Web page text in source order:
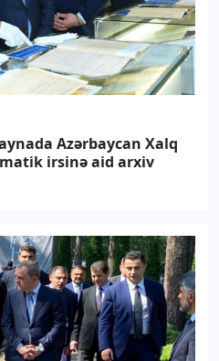
Azərbaycan Xalq
irsinə aid arxiv